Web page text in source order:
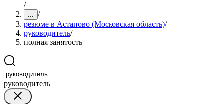
/
... /
резюме в Астапово (Московская область)/
руководитель/
полная занятость
руководитель